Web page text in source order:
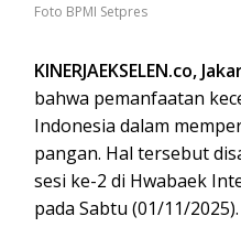
Foto BPMI Setpres
KINERJAEKSELEN.co,
bahwa pemanfaatan
Indonesia dalam
pangan. Hal tersebut
sesi ke-2 di Hwabaek
pada Sabtu (01/11/2025).